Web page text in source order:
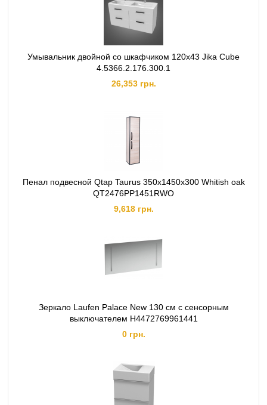
Умывальник двойной со шкафчиком 120х43 Jika Cube
4.5366.2.176.300.1
26,353 грн.
Пенал подвесной Qtap Taurus 350х1450х300 Whitish oak
QT2476PP1451RWO
9,618 грн.
Зеркало Laufen Palace New 130 см с сенсорным
выключателем H4472769961441
0 грн.